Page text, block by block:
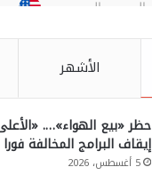
الأشهر
حظر «بيع الهواء»….
إيقاف البرامج المخالفة فورا
5 أغسطس، 2026